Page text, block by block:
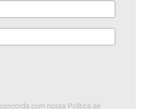
com nossa Política de